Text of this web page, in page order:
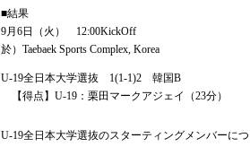
■結果
9月6日（火） 12:00KickOff
於）Taebaek Sports Complex, Korea
U-19全日本大学選抜 1(1-1)2 韓国B
【得点】U-19：栗田マークアジェイ（23分）
U-19全日本大学選抜のスターティングメンバーに